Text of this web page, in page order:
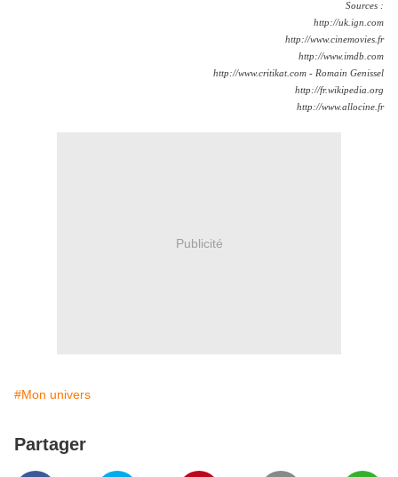
Sources :
http://uk.ign.com
http://www.cinemovies.fr
http://www.imdb.com
http://www.critikat.com - Romain Genissel
http://fr.wikipedia.org
http://www.allocine.fr
Publicité
#Mon univers
Partager